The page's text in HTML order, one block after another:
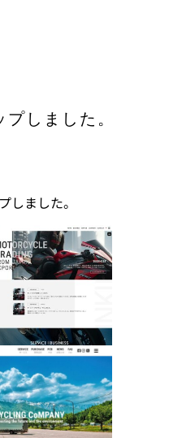
しました。
しました。